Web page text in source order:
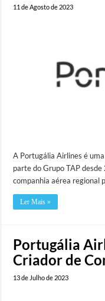
11 de Agosto de 2023
A Portugália Airlines é
parte do Grupo TAP
companhia aérea regional
Ler Mais »
Portugália
Criador de
13 de Julho de 2023